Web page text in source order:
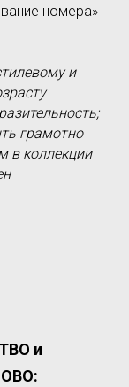
номера»
и
грамотно
в коллекции
и